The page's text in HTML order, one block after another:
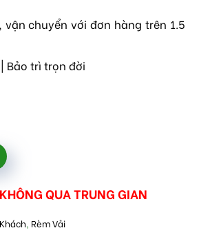
chuyển với đơn hàng trên 1.5
Bảo trì trọn đời
khách số lượng
QUA TRUNG GIAN
, Rèm Vải